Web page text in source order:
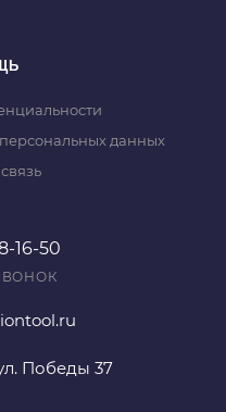
данных
16-50
Победы 37